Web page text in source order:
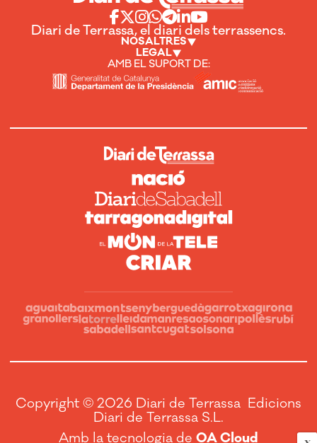
Diari de Terrassa, el diari dels terrassencs.
NOSALTRES
LEGAL
AMB EL SUPORT DE:
Copyright © 2026 Diari de Terrassa Edicions
Diari de Terrassa S.L.
Amb la tecnologia de OA Cloud